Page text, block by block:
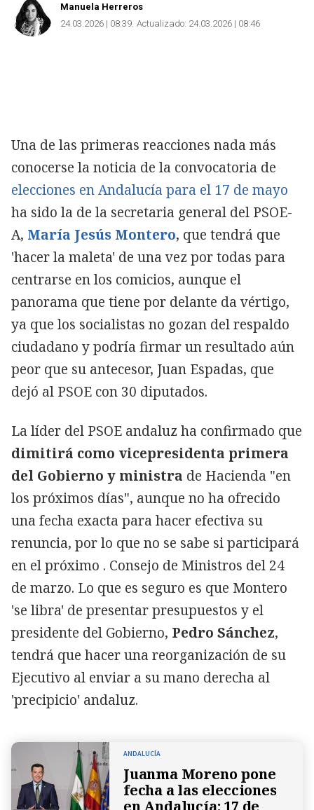
Manuela Herreros
24.03.2026 | 08:39 Actualizado: 24.03.2026 | 08:46
Una de las primeras reacciones nada más
conocerse la noticia de la convocatoria de
elecciones en Andalucía para el 17 de mayo
ha sido la de la secretaria general del PSOE-
A, María Jesús Montero, que tendrá que
'hacer la maleta' de una vez por todas para
centrarse en los comicios, aunque el
panorama que tiene por delante da vértigo,
ya que los socialistas no gozan del respaldo
ciudadano y podría firmar un resultado aún
peor que su antecesor, Juan Espadas, que
dejó al PSOE con 30 diputados.
La líder del PSOE andaluz ha confirmado que
dimitirá como vicepresidenta primera
del Gobierno y ministra de Hacienda "en
los próximos días", aunque no ha ofrecido
una fecha exacta para hacer efectiva su
renuncia, por lo que no se sabe si participará
en el próximo . Consejo de Ministros del 24
de marzo. Lo que es seguro es que Montero
'se libra' de presentar presupuestos y el
presidente del Gobierno, Pedro Sánchez,
tendrá que hacer una reorganización de su
Ejecutivo al enviar a su mano derecha al
'precipicio' andaluz.
ANDALUCÍA
Juanma Moreno pone
fecha a las elecciones
en Andalucía: 17 de